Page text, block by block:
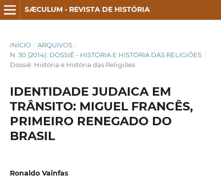
SÆCULUM - REVISTA DE HISTÓRIA
INÍCIO / ARQUIVOS /
N. 30 (2014): DOSSIÊ - HISTÓRIA E HISTÓRIA DAS RELIGIÕES /
Dossiê: História e História das Religiões
IDENTIDADE JUDAICA EM
TRÂNSITO: MIGUEL FRANCÊS,
PRIMEIRO RENEGADO DO
BRASIL
Ronaldo Vainfas